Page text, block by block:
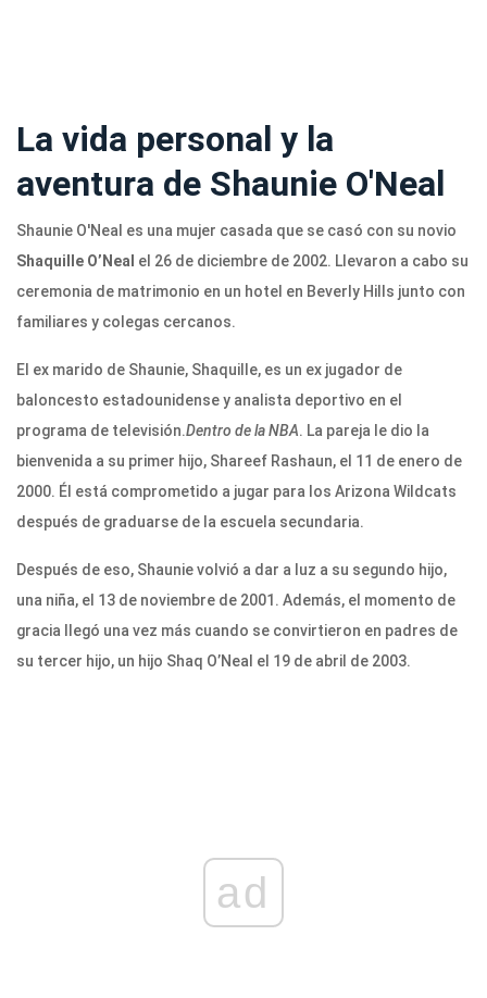
La vida personal y la
aventura de Shaunie O'Neal
Shaunie O'Neal es una mujer casada que se casó con su novio
Shaquille O’Neal el 26 de diciembre de 2002. Llevaron a cabo su
ceremonia de matrimonio en un hotel en Beverly Hills junto con
familiares y colegas cercanos.
El ex marido de Shaunie, Shaquille, es un ex jugador de
baloncesto estadounidense y analista deportivo en el
programa de televisión.Dentro de la NBA. La pareja le dio la
bienvenida a su primer hijo, Shareef Rashaun, el 11 de enero de
2000. Él está comprometido a jugar para los Arizona Wildcats
después de graduarse de la escuela secundaria.
Después de eso, Shaunie volvió a dar a luz a su segundo hijo,
una niña, el 13 de noviembre de 2001. Además, el momento de
gracia llegó una vez más cuando se convirtieron en padres de
su tercer hijo, un hijo Shaq O’Neal el 19 de abril de 2003.
ad